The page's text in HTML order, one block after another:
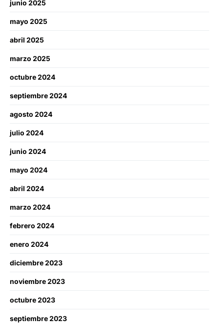
junio 2025
mayo 2025
abril 2025
marzo 2025
octubre 2024
septiembre 2024
agosto 2024
julio 2024
junio 2024
mayo 2024
abril 2024
marzo 2024
febrero 2024
enero 2024
diciembre 2023
noviembre 2023
octubre 2023
septiembre 2023